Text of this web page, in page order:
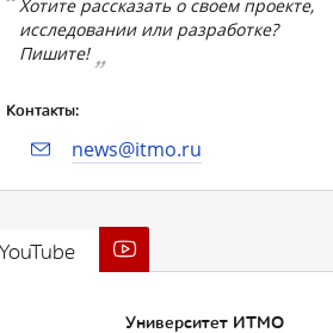
Хотите рассказать о своем проекте,
исследовании или разработке?
Пишите!
Контакты:
news@itmo.ru
Университет ИТМО